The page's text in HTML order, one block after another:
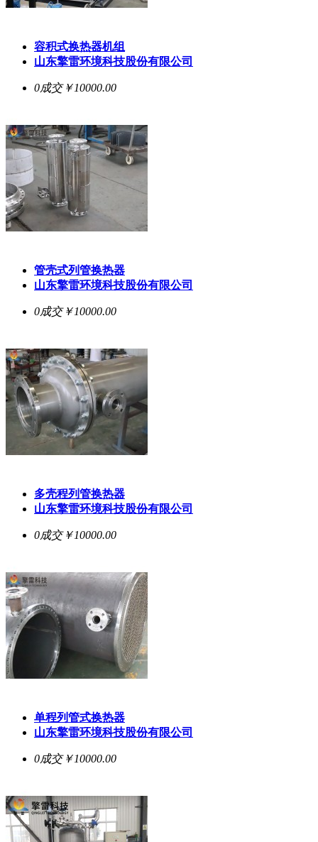
容积式换热器机组
山东擎雷环境科技股份有限公司
0成交￥10000.00
管壳式列管换热器
山东擎雷环境科技股份有限公司
0成交￥10000.00
多壳程列管换热器
山东擎雷环境科技股份有限公司
0成交￥10000.00
单程列管式换热器
山东擎雷环境科技股份有限公司
0成交￥10000.00